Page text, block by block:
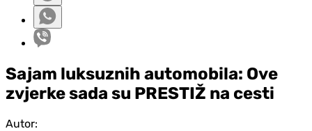
Sajam luksuznih automobila: Ove
zvjerke sada su PRESTIŽ na cesti
Autor: